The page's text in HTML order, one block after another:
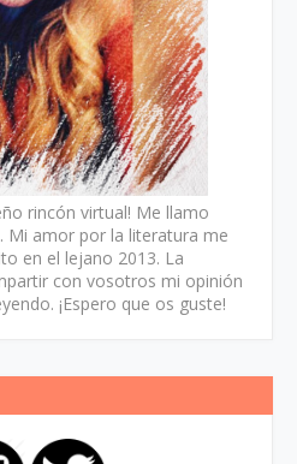
rincón virtual! Me llamo
Mi amor por la literatura me
en el lejano 2013. La
con vosotros mi opinión
¡Espero que os guste!